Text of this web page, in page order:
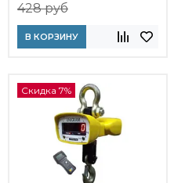
428 руб
В КОРЗИНУ
Скидка 7%